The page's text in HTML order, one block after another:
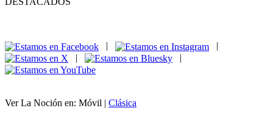
|
|
Ver La Noción en: Móvil | Clásica